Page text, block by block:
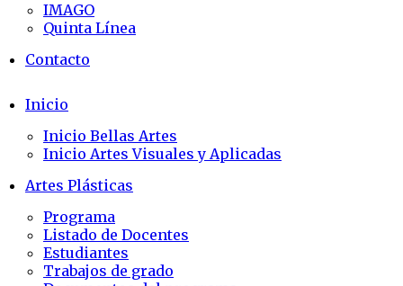
IMAGO
Quinta Línea
Contacto
Inicio
Inicio Bellas Artes
Inicio Artes Visuales y Aplicadas
Artes Plásticas
Programa
Listado de Docentes
Estudiantes
Trabajos de grado